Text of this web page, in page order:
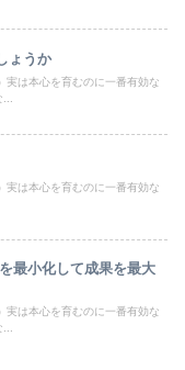
ょうか
実は本心を育むのに一番有効な
実は本心を育むのに一番有効な
最小化して成果を最大
実は本心を育むのに一番有効な
...